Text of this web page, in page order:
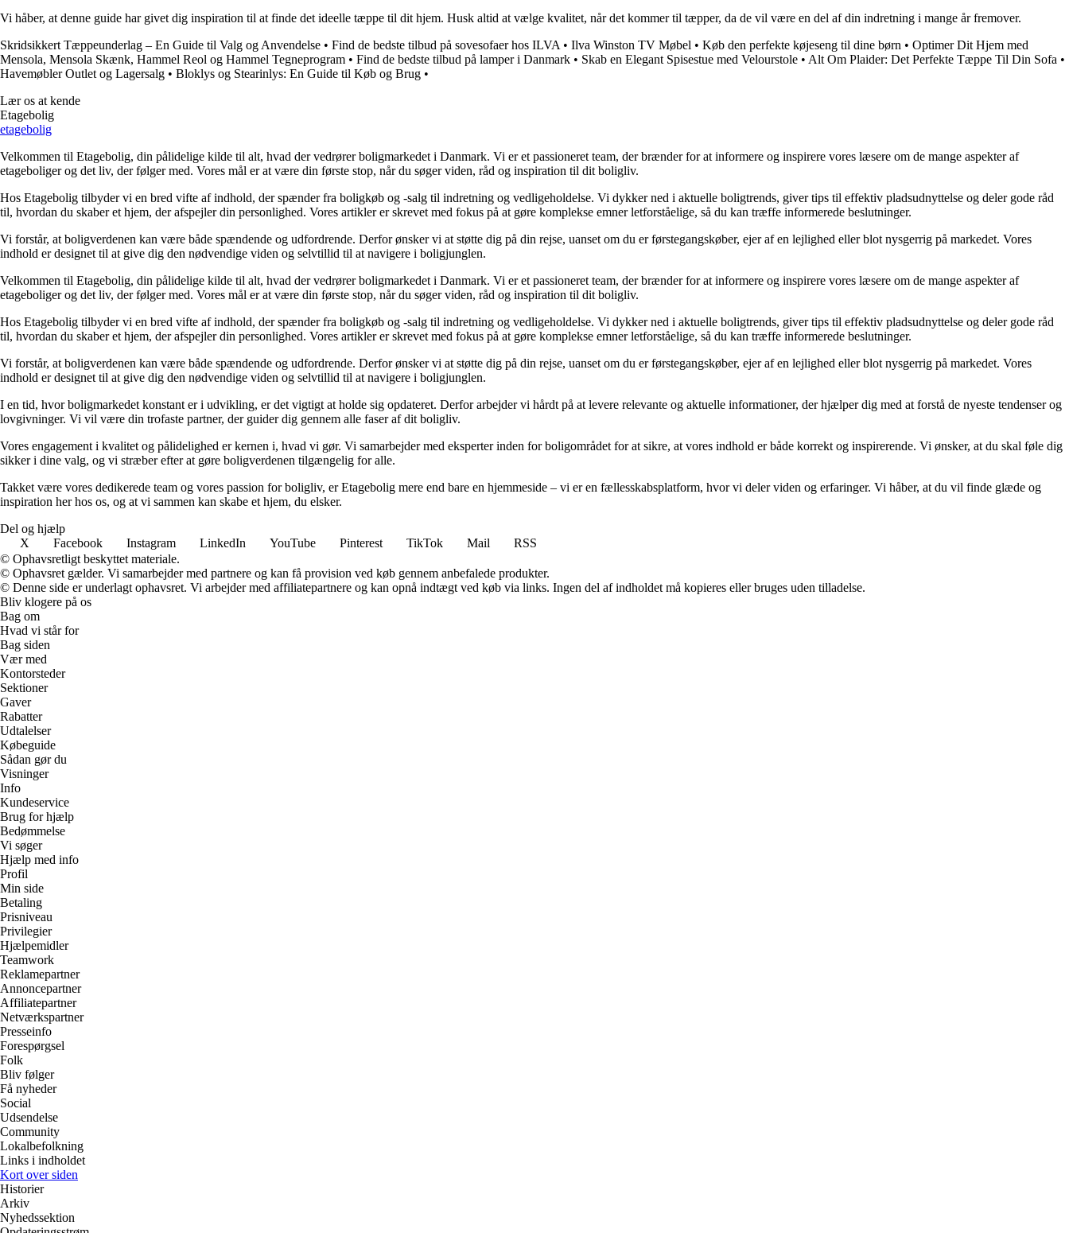
Vi håber, at denne guide har givet dig inspiration til at finde det ideelle tæppe til dit hjem. Husk altid at vælge kvalitet, når det kommer til tæpper, da de vil være en del af din indretning i mange år fremover.
Skridsikkert Tæppeunderlag – En Guide til Valg og Anvendelse • Find de bedste tilbud på sovesofaer hos ILVA • Ilva Winston TV Møbel • Køb den perfekte køjeseng til dine børn • Optimer Dit Hjem med
Mensola, Mensola Skænk, Hammel Reol og Hammel Tegneprogram • Find de bedste tilbud på lamper i Danmark • Skab en Elegant Spisestue med Velourstole • Alt Om Plaider: Det Perfekte Tæppe Til Din Sofa •
Havemøbler Outlet og Lagersalg • Bloklys og Stearinlys: En Guide til Køb og Brug •
Lær os at kende
Etagebolig
etagebolig
Velkommen til Etagebolig, din pålidelige kilde til alt, hvad der vedrører boligmarkedet i Danmark. Vi er et passioneret team, der brænder for at informere og inspirere vores læsere om de mange aspekter af
etageboliger og det liv, der følger med. Vores mål er at være din første stop, når du søger viden, råd og inspiration til dit boligliv.
Hos Etagebolig tilbyder vi en bred vifte af indhold, der spænder fra boligkøb og -salg til indretning og vedligeholdelse. Vi dykker ned i aktuelle boligtrends, giver tips til effektiv pladsudnyttelse og deler gode råd
til, hvordan du skaber et hjem, der afspejler din personlighed. Vores artikler er skrevet med fokus på at gøre komplekse emner letforståelige, så du kan træffe informerede beslutninger.
Vi forstår, at boligverdenen kan være både spændende og udfordrende. Derfor ønsker vi at støtte dig på din rejse, uanset om du er førstegangskøber, ejer af en lejlighed eller blot nysgerrig på markedet. Vores
indhold er designet til at give dig den nødvendige viden og selvtillid til at navigere i boligjunglen.
Velkommen til Etagebolig, din pålidelige kilde til alt, hvad der vedrører boligmarkedet i Danmark. Vi er et passioneret team, der brænder for at informere og inspirere vores læsere om de mange aspekter af
etageboliger og det liv, der følger med. Vores mål er at være din første stop, når du søger viden, råd og inspiration til dit boligliv.
Hos Etagebolig tilbyder vi en bred vifte af indhold, der spænder fra boligkøb og -salg til indretning og vedligeholdelse. Vi dykker ned i aktuelle boligtrends, giver tips til effektiv pladsudnyttelse og deler gode råd
til, hvordan du skaber et hjem, der afspejler din personlighed. Vores artikler er skrevet med fokus på at gøre komplekse emner letforståelige, så du kan træffe informerede beslutninger.
Vi forstår, at boligverdenen kan være både spændende og udfordrende. Derfor ønsker vi at støtte dig på din rejse, uanset om du er førstegangskøber, ejer af en lejlighed eller blot nysgerrig på markedet. Vores
indhold er designet til at give dig den nødvendige viden og selvtillid til at navigere i boligjunglen.
I en tid, hvor boligmarkedet konstant er i udvikling, er det vigtigt at holde sig opdateret. Derfor arbejder vi hårdt på at levere relevante og aktuelle informationer, der hjælper dig med at forstå de nyeste tendenser og
lovgivninger. Vi vil være din trofaste partner, der guider dig gennem alle faser af dit boligliv.
Vores engagement i kvalitet og pålidelighed er kernen i, hvad vi gør. Vi samarbejder med eksperter inden for boligområdet for at sikre, at vores indhold er både korrekt og inspirerende. Vi ønsker, at du skal føle dig
sikker i dine valg, og vi stræber efter at gøre boligverdenen tilgængelig for alle.
Takket være vores dedikerede team og vores passion for boligliv, er Etagebolig mere end bare en hjemmeside – vi er en fællesskabsplatform, hvor vi deler viden og erfaringer. Vi håber, at du vil finde glæde og
inspiration her hos os, og at vi sammen kan skabe et hjem, du elsker.
Del og hjælp
X
Facebook Instagram LinkedIn YouTube Pinterest TikTok Mail
RSS
© Ophavsretligt beskyttet materiale.
© Ophavsret gælder. Vi samarbejder med partnere og kan få provision ved køb gennem anbefalede produkter.
© Denne side er underlagt ophavsret. Vi arbejder med affiliatepartnere og kan opnå indtægt ved køb via links. Ingen del af indholdet må kopieres eller bruges uden tilladelse.
Bliv klogere på os
Bag om
Hvad vi står for
Bag siden
Vær med
Kontorsteder
Sektioner
Gaver
Rabatter
Udtalelser
Købeguide
Sådan gør du
Visninger
Info
Kundeservice
Brug for hjælp
Bedømmelse
Vi søger
Hjælp med info
Profil
Min side
Betaling
Prisniveau
Privilegier
Hjælpemidler
Teamwork
Reklamepartner
Annoncepartner
Affiliatepartner
Netværkspartner
Presseinfo
Forespørgsel
Folk
Bliv følger
Få nyheder
Social
Udsendelse
Community
Lokalbefolkning
Links i indholdet
Kort over siden
Historier
Arkiv
Nyhedssektion